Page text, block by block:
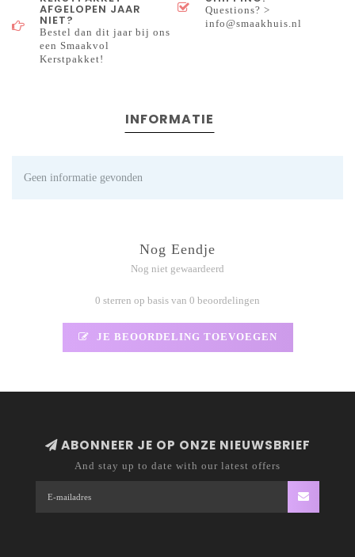
AFGELOPEN JAAR
NIET?
Bestel dan dit jaar bij ons
een Smaakvol
Kerstpakket!
Questions? >
info@smaakhuis.nl
INFORMATIE
Geen informatie gevonden
Nog Eendje
Nog niet gewaardeerd
0 sterren op basis van 0 beoordelingen
JE BEOORDELING TOEVOEGEN
ABONNEER JE OP ONZE NIEUWSBRIEF
And stay up to date with our latest offers